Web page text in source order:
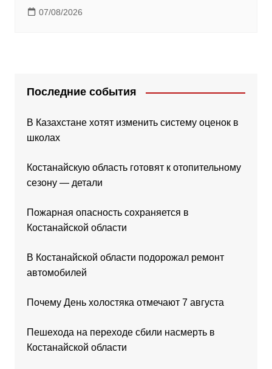
07/08/2026
Последние события
В Казахстане хотят изменить систему оценок в
школах
Костанайскую область готовят к отопительному
сезону — детали
Пожарная опасность сохраняется в
Костанайской области
В Костанайской области подорожал ремонт
автомобилей
Почему День холостяка отмечают 7 августа
Пешехода на переходе сбили насмерть в
Костанайской области